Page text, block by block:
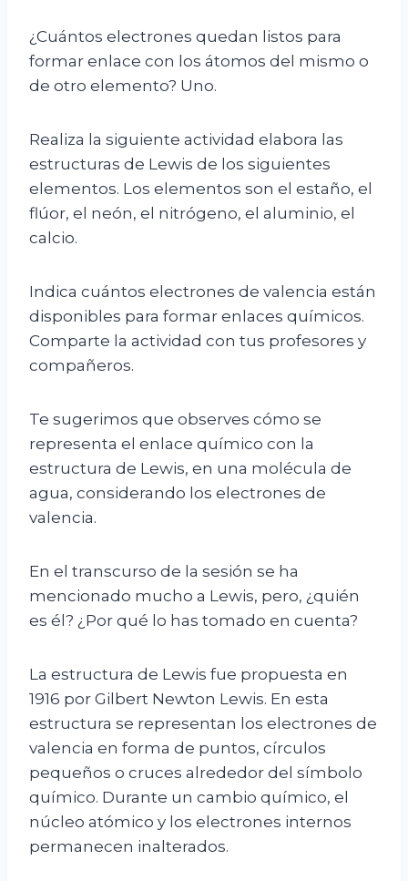
¿Cuántos electrones quedan listos para
formar enlace con los átomos del mismo o
de otro elemento? Uno.
Realiza la siguiente actividad elabora las
estructuras de Lewis de los siguientes
elementos. Los elementos son el estaño, el
flúor, el neón, el nitrógeno, el aluminio, el
calcio.
Indica cuántos electrones de valencia están
disponibles para formar enlaces químicos.
Comparte la actividad con tus profesores y
compañeros.
Te sugerimos que observes cómo se
representa el enlace químico con la
estructura de Lewis, en una molécula de
agua, considerando los electrones de
valencia.
En el transcurso de la sesión se ha
mencionado mucho a Lewis, pero, ¿quién
es él? ¿Por qué lo has tomado en cuenta?
La estructura de Lewis fue propuesta en
1916 por Gilbert Newton Lewis. En esta
estructura se representan los electrones de
valencia en forma de puntos, círculos
pequeños o cruces alrededor del símbolo
químico. Durante un cambio químico, el
núcleo atómico y los electrones internos
permanecen inalterados.